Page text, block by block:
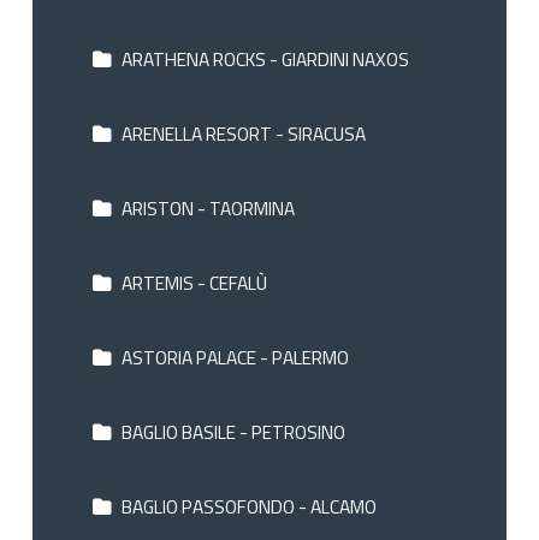
ARATHENA ROCKS - GIARDINI NAXOS
ARENELLA RESORT - SIRACUSA
ARISTON - TAORMINA
ARTEMIS - CEFALÙ
ASTORIA PALACE - PALERMO
BAGLIO BASILE - PETROSINO
BAGLIO PASSOFONDO - ALCAMO